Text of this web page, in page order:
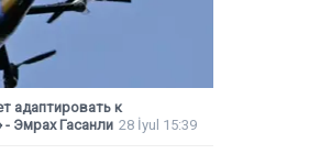
адаптировать к
Эмрах Гасанли 28 İyul 15:39